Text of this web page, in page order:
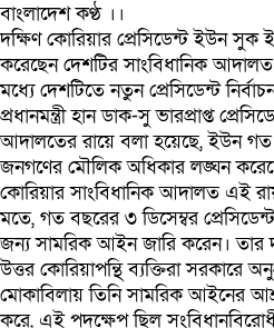
বাংলাদেশ কণ্ঠ ।।
দক্ষিণ কোরিয়ার প্রেসিডেন্ট ইউন
করেছেন দেশটির সাংবিধানিক
মধ্যে দেশটিতে নতুন প্রেসিডেন্ট
প্রধানমন্ত্রী হান ডাক-সু ভারপ্রাপ্ত
আদালতের রায়ে বলা হয়েছে, ইউন
জনগণের মৌলিক অধিকার লঙ্ঘন
কোরিয়ার সাংবিধানিক আদালত এই
মতে, গত বছরের ৩ ডিসেম্বর
জন্য সামরিক আইন জারি করেন। তার
উত্তর কোরিয়াপন্থি ব্যক্তিরা সরকারে
মোকাবিলায় তিনি সামরিক আইনের
করে, এই পদক্ষেপ ছিল